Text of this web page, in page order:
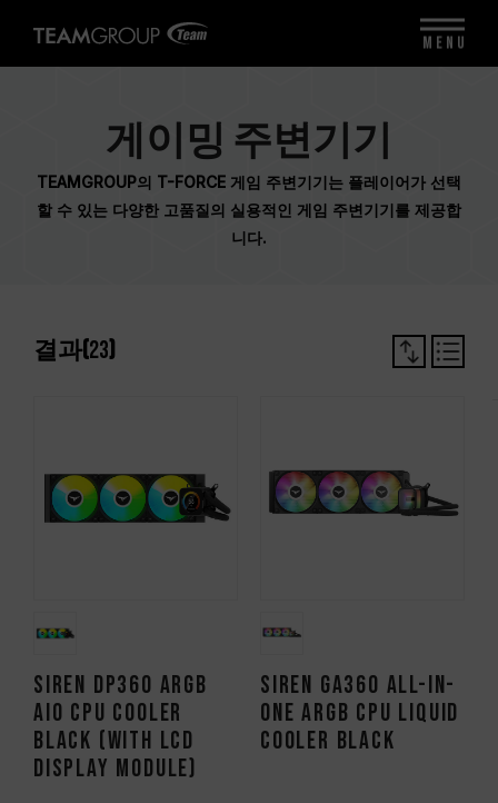
게이밍 주변기기
TEAMGROUP의 T-FORCE 게임 주변기기는 플레이어가 선택
할 수 있는 다양한 고품질의 실용적인 게임 주변기기를 제공합
니다.
결과(23)
SIREN DP360 ARGB
AIO CPU Cooler
Black (With LCD
Display Module)
SIREN GA360 All-in-
One ARGB CPU Liquid
Cooler Black
MENU